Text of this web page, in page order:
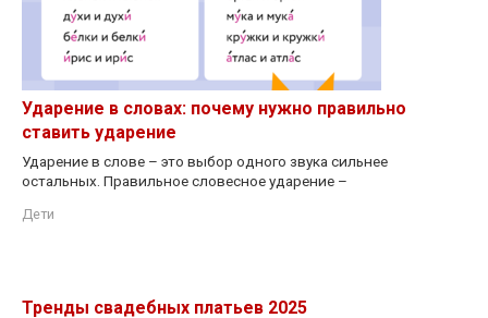
Ударение в словах: почему нужно правильно
ставить ударение
Ударение в слове – это выбор одного звука сильнее
остальных. Правильное словесное ударение –
Дети
Тренды свадебных платьев 2025